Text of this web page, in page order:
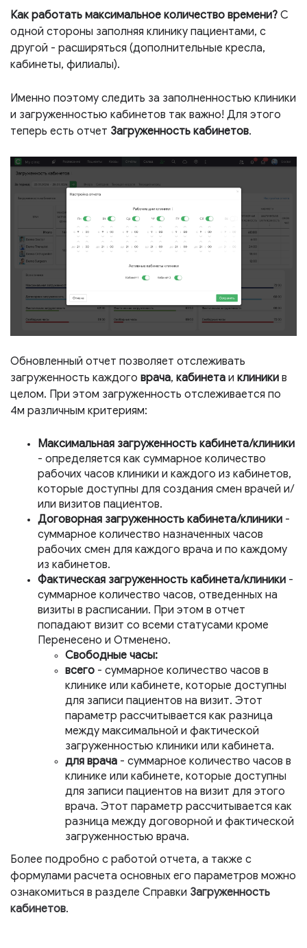
Как работать максимальное количество времени? С
одной стороны заполняя клинику пациентами, с
другой - расширяться (дополнительные кресла,
кабинеты, филиалы).
Именно поэтому следить за заполненностью клиники
и загруженностью кабинетов так важно! Для этого
теперь есть отчет Загруженность кабинетов.
Обновленный отчет позволяет отслеживать
загруженность каждого врача, кабинета и клиники в
целом. При этом загруженность отслеживается по
4м различным критериям:
Максимальная загруженность кабинета/клиники
- определяется как суммарное количество
рабочих часов клиники и каждого из кабинетов,
которые доступны для создания смен врачей и/
или визитов пациентов.
Договорная загруженность кабинета/клиники -
суммарное количество назначенных часов
рабочих смен для каждого врача и по каждому
из кабинетов.
Фактическая загруженность кабинета/клиники -
суммарное количество часов, отведенных на
визиты в расписании. При этом в отчет
попадают визит со всеми статусами кроме
Перенесено и Отменено.
Свободные часы:
всего - суммарное количество часов в
клинике или кабинете, которые доступны
для записи пациентов на визит. Этот
параметр рассчитывается как разница
между максимальной и фактической
загруженностью клиники или кабинета.
для врача - суммарное количество часов в
клинике или кабинете, которые доступны
для записи пациентов на визит для этого
врача. Этот параметр рассчитывается как
разница между договорной и фактической
загруженностью врача.
Более подробно с работой отчета, а также с
формулами расчета основных его параметров можно
ознакомиться в разделе Справки Загруженность
кабинетов.